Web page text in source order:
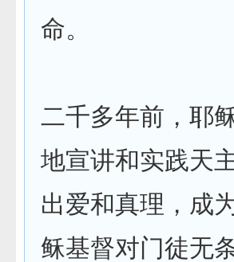
命。
二千多年前，耶
地宣讲和实践天
出爱和真理，成
稣基督对门徒无